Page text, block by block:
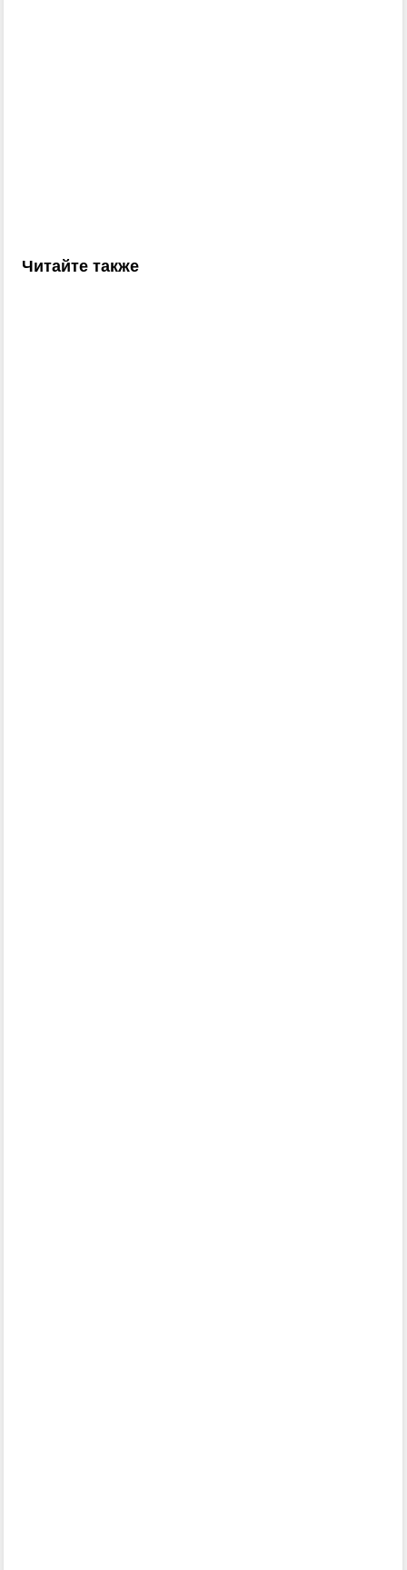
Читайте также